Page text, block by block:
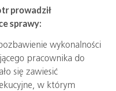
prowadził
sprawy:
wykonalności
pracownika do
się zawiesić
w którym